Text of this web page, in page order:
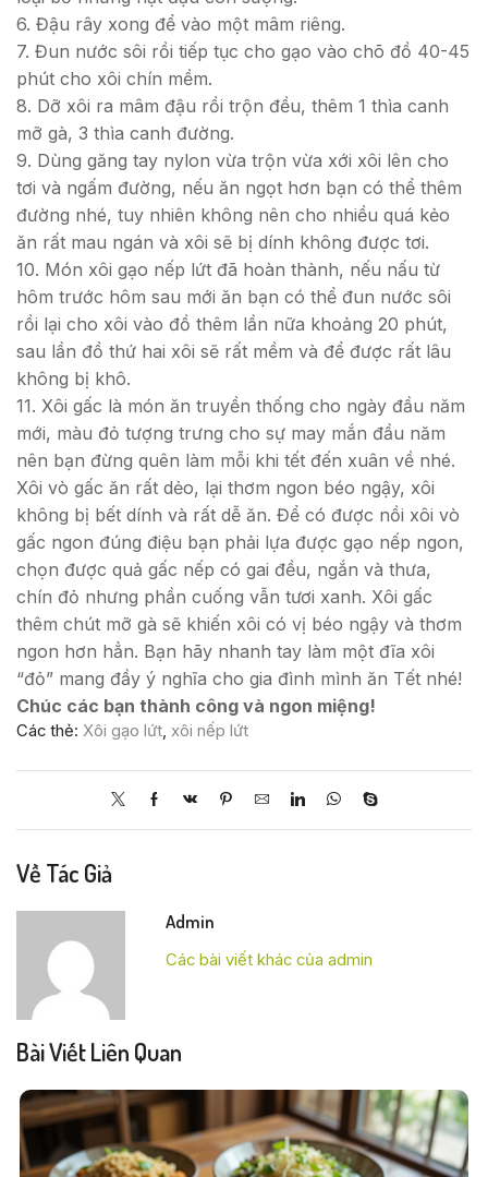
6. Đậu rây xong để vào một mâm riêng.
7. Đun nước sôi rồi tiếp tục cho gạo vào chõ đồ 40-45
phút cho xôi chín mềm.
8. Dỡ xôi ra mâm đậu rồi trộn đều, thêm 1 thìa canh
mỡ gà, 3 thìa canh đường.
9. Dùng găng tay nylon vừa trộn vừa xới xôi lên cho
tơi và ngấm đường, nếu ăn ngọt hơn bạn có thể thêm
đường nhé, tuy nhiên không nên cho nhiều quá kẻo
ăn rất mau ngán và xôi sẽ bị dính không được tơi.
10. Món xôi gạo nếp lứt đã hoàn thành, nếu nấu từ
hôm trước hôm sau mới ăn bạn có thể đun nước sôi
rồi lại cho xôi vào đồ thêm lần nữa khoảng 20 phút,
sau lần đồ thứ hai xôi sẽ rất mềm và để được rất lâu
không bị khô.
11. Xôi gấc là món ăn truyền thống cho ngày đầu năm
mới, màu đỏ tượng trưng cho sự may mắn đầu năm
nên bạn đừng quên làm mỗi khi tết đến xuân về nhé.
Xôi vò gấc ăn rất dẻo, lại thơm ngon béo ngậy, xôi
không bị bết dính và rất dễ ăn. Để có được nồi xôi vò
gấc ngon đúng điệu bạn phải lựa được gạo nếp ngon,
chọn được quả gấc nếp có gai đều, ngắn và thưa,
chín đỏ nhưng phần cuống vẫn tươi xanh. Xôi gấc
thêm chút mỡ gà sẽ khiến xôi có vị béo ngậy và thơm
ngon hơn hẳn. Bạn hãy nhanh tay làm một đĩa xôi
“đỏ” mang đầy ý nghĩa cho gia đình mình ăn Tết nhé!
Chúc các bạn thành công và ngon miệng!
Các thẻ: Xôi gạo lứt xôi nếp lứt
Về Tác Giả
Admin
Các bài viết khác của admin
Bài Viết Liên Quan